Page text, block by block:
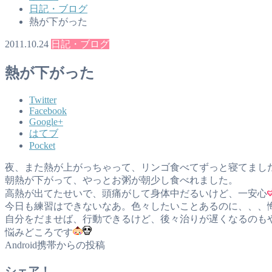
日記・ブログ
熱が下がった
2011.10.24 日記・ブログ
熱が下がった
Twitter
Facebook
Google+
はてブ
Pocket
夜、また熱が上がっちゃって、リンゴ食べてずっと寝てまし
朝熱が下がって、やっとお粥が朝少し食べれました。
高熱が出てたせいで、頭痛がして身体中だるいけど、一安心
今日も練習はできないなあ。色々したいことあるのに、、、
自分をだませば、行動できるけど、後々治りが遅くなるのも
悩みどころです
Android携帯からの投稿